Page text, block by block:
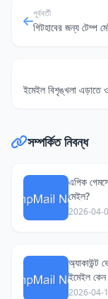
পূর্ববর্তী
গিটহাবের জন্য টেম্প
সম্পর্কিত নিবন্ধ
এপিক
মেইল?
2026-04-
অ্যাকাউন্ট
ইমেইল
2026-04-